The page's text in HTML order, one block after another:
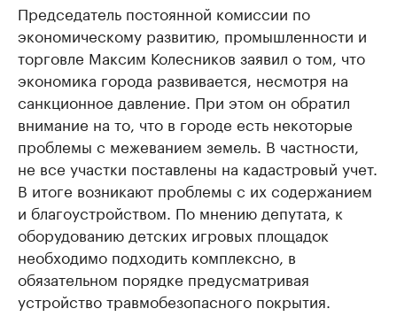
Председатель постоянной комиссии по
экономическому развитию, промышленности и
торговле Максим Колесников заявил о том, что
экономика города развивается, несмотря на
санкционное давление. При этом он обратил
внимание на то, что в городе есть некоторые
проблемы с межеванием земель. В частности,
не все участки поставлены на кадастровый учет.
В итоге возникают проблемы с их содержанием
и благоустройством. По мнению депутата, к
оборудованию детских игровых площадок
необходимо подходить комплексно, в
обязательном порядке предусматривая
устройство травмобезопасного покрытия.